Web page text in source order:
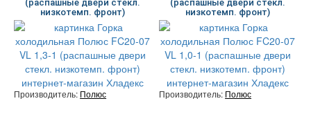
(распашные двери стекл.
низкотемп. фронт)
Производитель: Полюс
(распашные двери стекл.
низкотемп. фронт)
Производитель: Полюс